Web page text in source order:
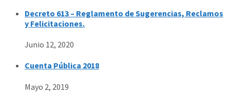
Decreto 613 – Reglamento de Sugerencias, Reclamos
y Felicitaciones.
Junio 12, 2020
Cuenta Pública 2018
Mayo 2, 2019